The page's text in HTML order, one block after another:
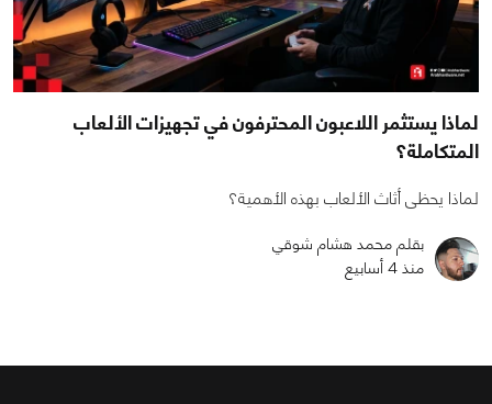
لماذا يستثمر اللاعبون المحترفون في تجهيزات الألعاب
المتكاملة؟
لماذا يحظى أثاث الألعاب بهذه الأهمية؟
بقلم محمد هشام شوقي
منذ 4 أسابيع